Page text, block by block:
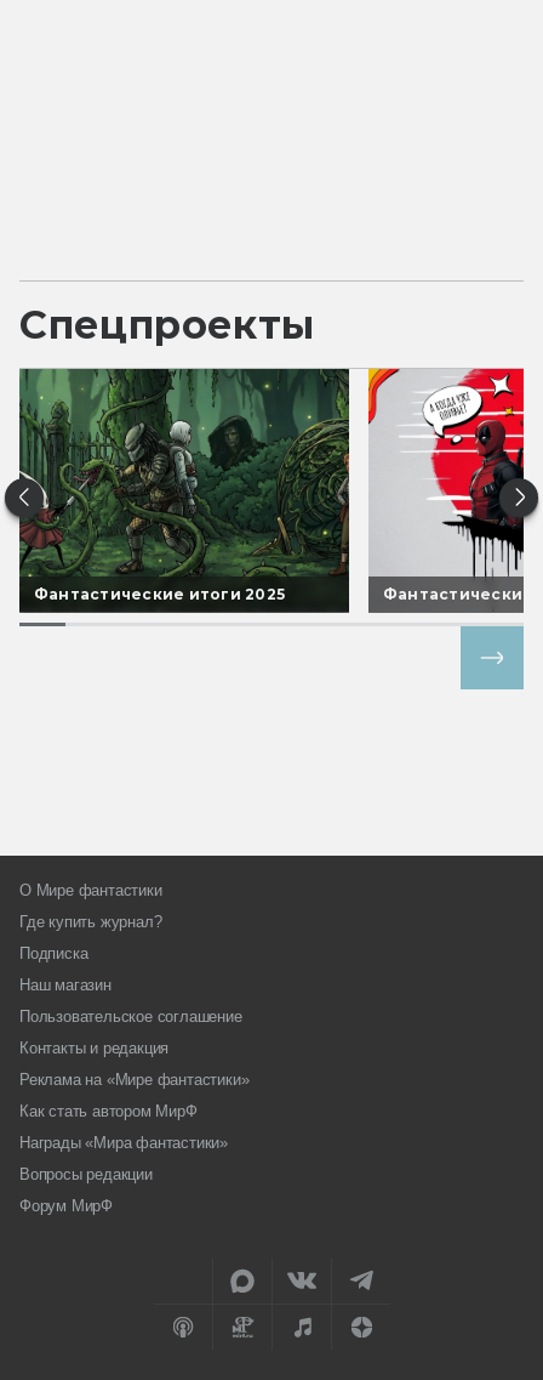
Спецпроекты
Фантастические итоги 2025 Фантастические
О Мире фантастики
Где купить журнал?
Подписка
Наш магазин
Пользовательское соглашение
Контакты и редакция
Реклама на «Мире фантастики»
Как стать автором МирФ
Награды «Мира фантастики»
Вопросы редакции
Форум МирФ